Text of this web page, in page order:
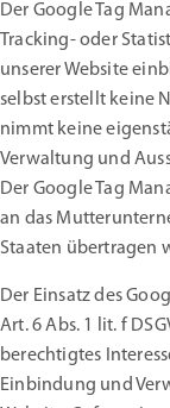
Der Google Tag
Tracking- oder
unserer Website
selbst erstellt keine
nimmt keine
Verwaltung und
Der Google Tag
an das
Staaten übertragen
Der Einsatz des
Art. 6 Abs. 1 lit. f
berechtigtes
Einbindung und